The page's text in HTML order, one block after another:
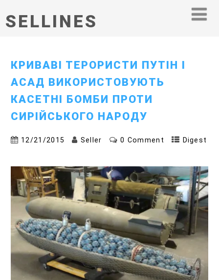
SELLINES
КРИВАВІ ТЕРОРИСТИ ПУТІН І
АСАД ВИКОРИСТОВУЮТЬ
КАСЕТНІ БОМБИ ПРОТИ
СИРІЙСЬКОГО НАРОДУ
12/21/2015 Seller 0 Comment Digest